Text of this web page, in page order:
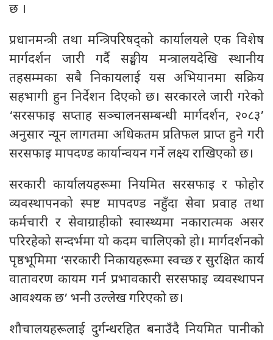
छ ।
प्रधानमन्त्री तथा मन्त्रिपरिषद्को कार्यालयले एक विशेष
मार्गदर्शन जारी गर्दै सङ्घीय मन्त्रालयदेखि स्थानीय
तहसम्मका सबै निकायलाई यस अभियानमा सक्रिय
सहभागी हुन निर्देशन दिएको छ। सरकारले जारी गरेको
‘सरसफाइ सप्ताह सञ्चालनसम्बन्धी मार्गदर्शन, २०८३’
अनुसार न्यून लागतमा अधिकतम प्रतिफल प्राप्त हुने गरी
सरसफाइ मापदण्ड कार्यान्वयन गर्ने लक्ष्य राखिएको छ।
सरकारी कार्यालयहरूमा नियमित सरसफाइ र फोहोर
व्यवस्थापनको स्पष्ट मापदण्ड नहुँदा सेवा प्रवाह तथा
कर्मचारी र सेवाग्राहीको स्वास्थ्यमा नकारात्मक असर
परिरहेको सन्दर्भमा यो कदम चालिएको हो। मार्गदर्शनको
पृष्ठभूमिमा ‘सरकारी निकायहरूमा स्वच्छ र सुरक्षित कार्य
वातावरण कायम गर्न प्रभावकारी सरसफाइ व्यवस्थापन
आवश्यक छ’ भनी उल्लेख गरिएको छ।
शौचालयहरूलाई दुर्गन्धरहित बनाउँदै नियमित पानीको